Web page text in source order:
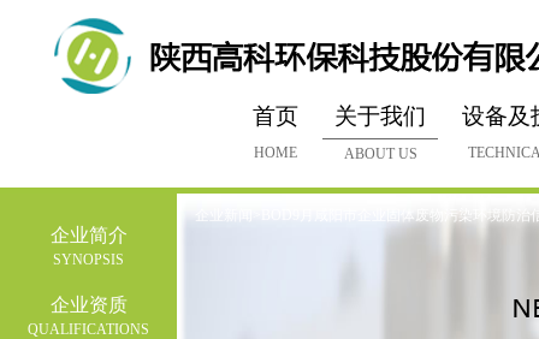
首页
HOME
关于我们
ABOUT US
设备及
企业简介
SYNOPSIS
企业资质
QUALIFICATIONS
企业新闻>BOD9月咸阳市企业固体废物污染环境防治